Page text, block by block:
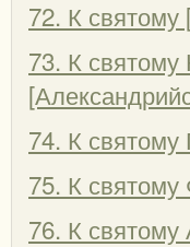
72. К святому
73. К святому
74. К
75. К
76. К